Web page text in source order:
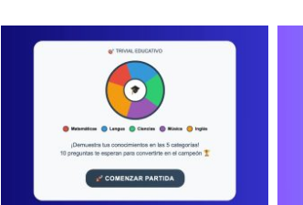
Trivial educativo